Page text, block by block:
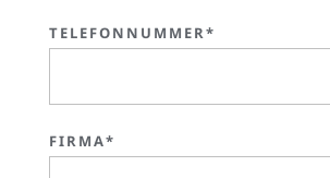
TELEFONNUMMER*
FIRMA*